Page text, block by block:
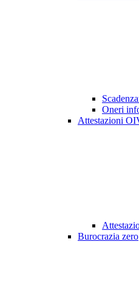
Oneri
Attestazioni
Burocrazia zero